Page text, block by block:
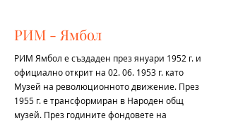
РИМ - Ямбол
РИМ Ямбол е създаден през януари 1952 г. и
официално открит на 02. 06. 1953 г. като
Музей на революционното движение. През
1955 г. е трансформиран в Народен общ
музей. През годините фондовете на